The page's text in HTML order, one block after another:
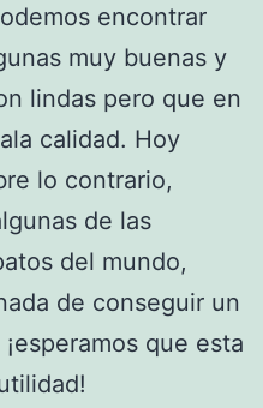
encontrar
muy buenas y
lindas pero que en
calidad. Hoy
lo contrario,
de las
del mundo,
de conseguir un
que esta